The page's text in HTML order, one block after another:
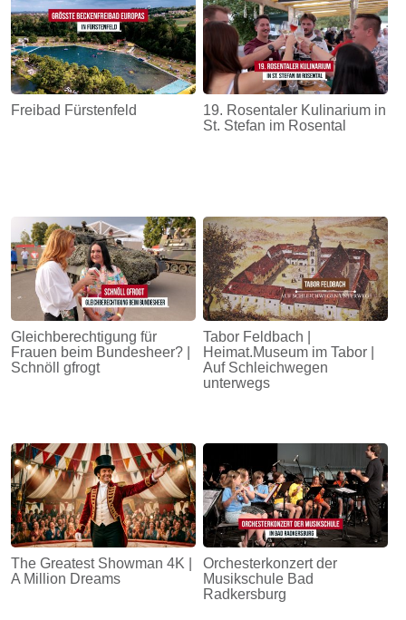
Freibad Fürstenfeld
19. Rosentaler Kulinarium in
St. Stefan im Rosental
Gleichberechtigung für
Frauen beim Bundesheer? |
Schnöll gfrogt
Tabor Feldbach |
Heimat.Museum im Tabor |
Auf Schleichwegen
unterwegs
The Greatest Showman 4K |
A Million Dreams
Orchesterkonzert der
Musikschule Bad
Radkersburg